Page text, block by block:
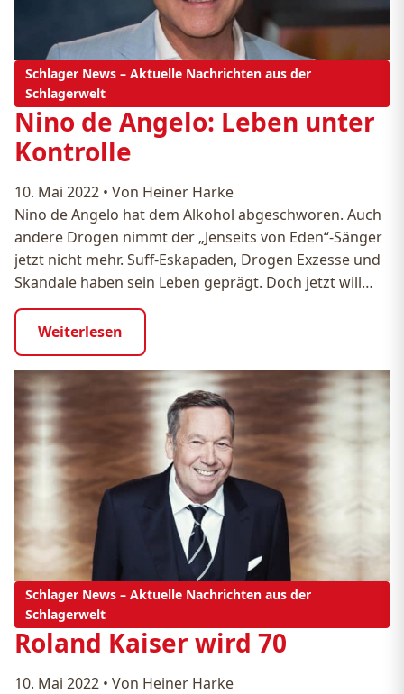
Schlager News – Aktuelle Nachrichten aus der
Schlagerwelt
Nino de Angelo: Leben unter
Kontrolle
10. Mai 2022 • Von Heiner Harke
Nino de Angelo hat dem Alkohol abgeschworen. Auch
andere Drogen nimmt der „Jenseits von Eden“-Sänger
jetzt nicht mehr. Suff-Eskapaden, Drogen Exzesse und
Skandale haben sein Leben geprägt. Doch jetzt will…
Weiterlesen
Schlager News – Aktuelle Nachrichten aus der
Schlagerwelt
Roland Kaiser wird 70
10. Mai 2022 • Von Heiner Harke